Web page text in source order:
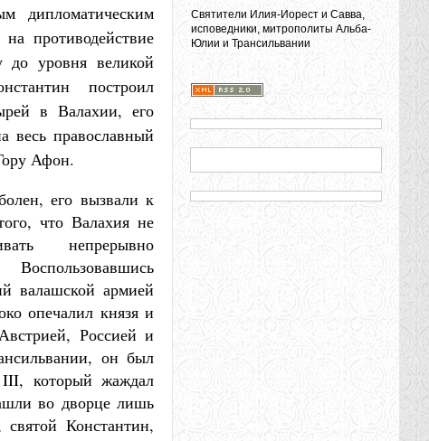
дипломатическим
противодействие
до уровня великой
построил
в Валахии, его
весь православный
Афон.
его вызвали к
что Валахия не
непрерывно
валашской армией
опечалил князя и
Россией и
он был
III, который жаждал
во дворце лишь
Константин,
Святители Илия-Иорест и Савва,
исповедники, митрополиты Альба-
Юлии и Трансильвании